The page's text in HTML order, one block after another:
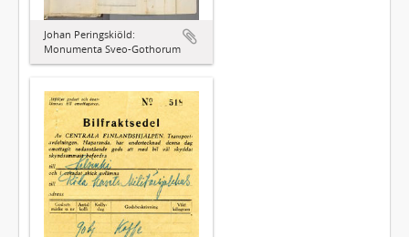
Johan Peringskiöld:
Monumenta Sveo-Gothorum